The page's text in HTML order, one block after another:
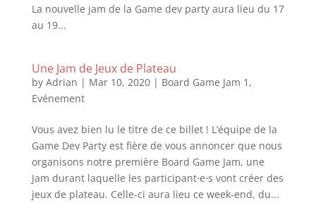
La nouvelle jam de la Game dev party aura lieu du 17
au 19...
Une Jam de Jeux de Plateau
by Adrian | Mar 10, 2020| Board Game Jam 1 ,
Evénement
Vous avez bien lu le titre de ce billet ! L’équipe de la
Game Dev Party est fière de vous annoncer que nous
organisons notre première Board Game Jam, une
Jam durant laquelle les participant⋅e⋅s vont créer des
jeux de plateau. Celle-ci aura lieu ce week-end, du...